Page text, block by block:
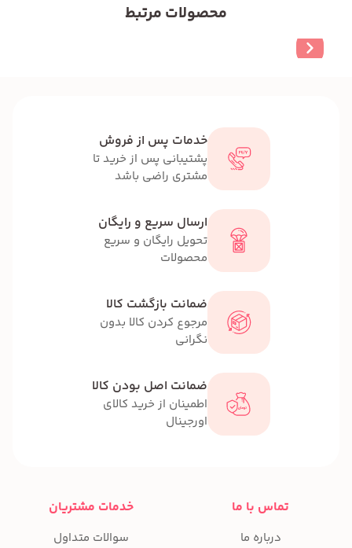
محصولات مرتبط
خدمات پس از فروش
پشتیبانی پس از خرید تا
مشتری راضی باشد
ارسال سریع و رایگان
تحویل رایگان و سریع
محصولات
ضمانت بازگشت کالا
مرجوع کردن کالا بدون
نگرانی
ضمانت اصل بودن کالا
اطمینان از خرید کالای
اورجینال
تماس با ما
درباره ما
خدمات مشتریان
سوالات متداول